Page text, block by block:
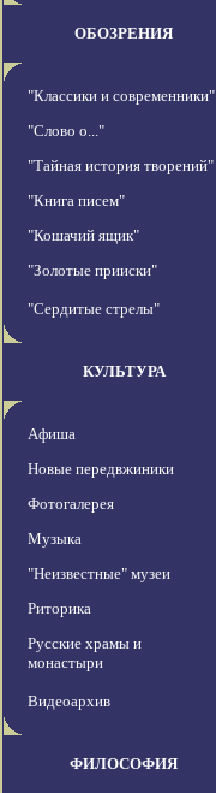
ОБОЗРЕНИЯ
"Классики и современники"
"Слово о..."
"Тайная история творений"
"Книга писем"
"Кошачий ящик"
"Золотые прииски"
"Сердитые стрелы"
КУЛЬТУРА
Афиша
Новые передвжиники
Фотогалерея
Музыка
"Неизвестные" музеи
Риторика
Русские храмы и
монастыри
Видеоархив
ФИЛОСОФИЯ